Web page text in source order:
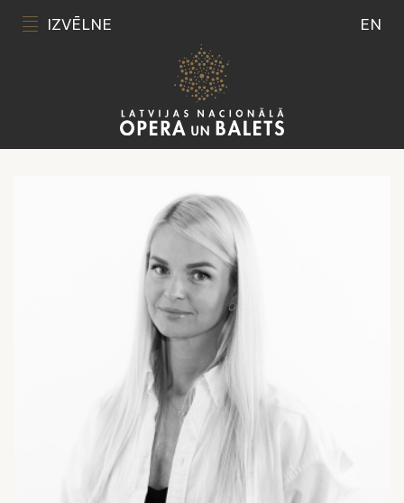
IZVĒLNE EN